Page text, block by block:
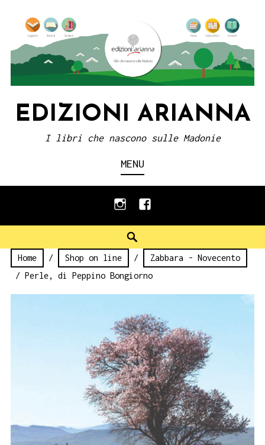
content
EDIZIONI ARIANNA
I libri che nascono sulle Madonie
MENU
instagramfacebook
Home / Shop on line /
Zabbara - Novecento
/ Perle, di Peppino Bongiorno